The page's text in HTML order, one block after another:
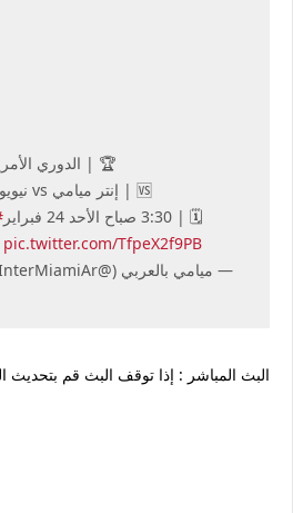
🏆 | الدوري
🆚 | إنتر ميامي vs نيويورك سيتي
🗓 | 3:30 صباح الأحد 24 فبراير
pic.twitter.com/TfpeX2f9PB
— ميامي بالعربي (@InterMiamiAr)
البث المباشر : إذا توقف البث قم بتحديث